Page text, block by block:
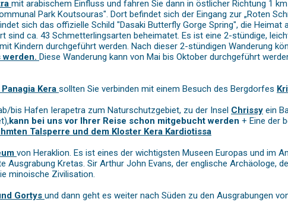
mit arabischem Einfluss und fahren Sie dann in östlicher Richtung 1
Park Koutsouras". Dort befindet sich der Eingang zur „Roten
sich das offizielle Schild "Dasaki Butterfly Gorge Spring", die Heimat
sind ca. 43 Schmetterlingsarten beheimatet. Es ist eine 2-stündige,
Kindern durchgeführt werden. Nach dieser 2-stündigen Wanderung
werden. Diese Wanderung kann von Mai bis Oktober durchgeführt
Kera sollten Sie verbinden mit einem Besuch des Bergdorfes
bis Hafen Ierapetra zum Naturschutzgebiet, zu der Insel Chrissy ein
kann bei uns vor Ihrer Reise schon mitgebucht werden + Eine der
Talsperre und dem Kloster Kera Kardiotissa
von Heraklion. Es ist eines der wichtigsten Museen Europas und im
Ausgrabung Kretas. Sir Arthur John Evans, der englische Archäologe,
minoische Zivilisation.
Gortys und dann geht es weiter nach Süden zu den Ausgrabungen